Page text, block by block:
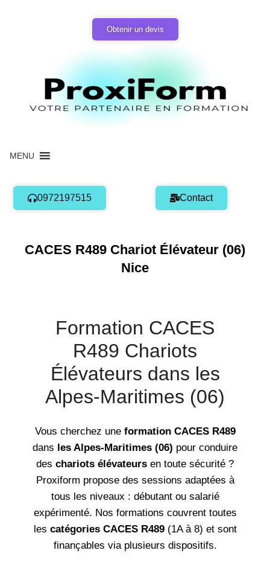
Obtenir un devis
MENU
0972197515 Contact
CACES R489 Chariot Élévateur (06)
Nice
Formation CACES
R489 Chariots
Élévateurs dans les
Alpes-Maritimes (06)
Vous cherchez une formation CACES R489
dans les Alpes-Maritimes (06) pour conduire
des chariots élévateurs en toute sécurité ?
Proxiform propose des sessions adaptées à
tous les niveaux : débutant ou salarié
expérimenté. Nos formations couvrent toutes
les catégories CACES R489(1A à 8) et sont
finançables via plusieurs dispositifs.